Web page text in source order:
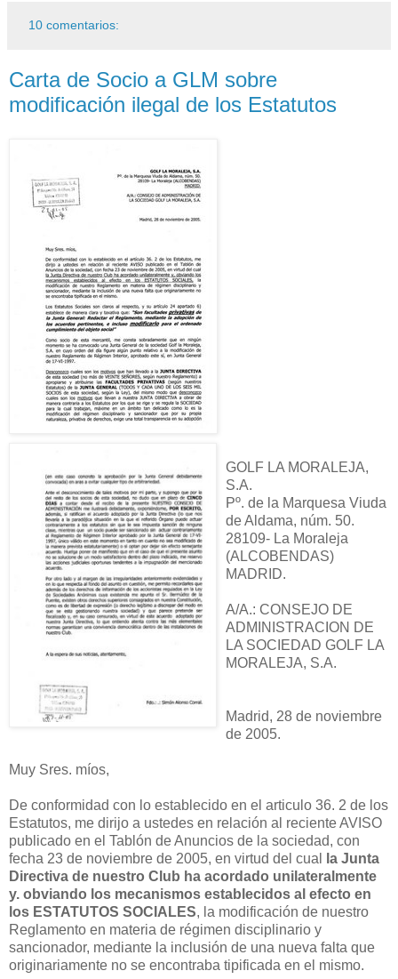
10 comentarios:
Carta de Socio a GLM sobre
modificación ilegal de los Estatutos
GOLF LA MORALEJA,
S.A.
Pº. de la Marquesa Viuda
de Aldama, núm. 50.
28109- La Moraleja
(ALCOBENDAS)
MADRID.
A/A.: CONSEJO DE
ADMINISTRACION DE
LA SOCIEDAD GOLF LA
MORALEJA, S.A.
Madrid, 28 de noviembre
de 2005.
Muy Sres. míos,
De conformidad con lo establecido en el articulo 36. 2 de los
Estatutos, me dirijo a ustedes en relación al reciente AVISO
publicado en el Tablón de Anuncios de la sociedad, con
fecha 23 de noviembre de 2005, en virtud del cual
la Junta
Directiva de nuestro Club ha acordado unilateralmente
y. obviando los mecanismos establecidos al efecto en
los ESTATUTOS SOCIALES, la modificación de nuestro
Reglamento en materia de régimen disciplinario y
sancionador, mediante la inclusión de una nueva falta que
originariamente no se encontraba tipificada en el mismo.